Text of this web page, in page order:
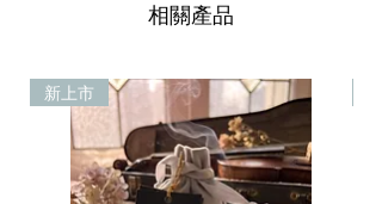
相關產品
新上市